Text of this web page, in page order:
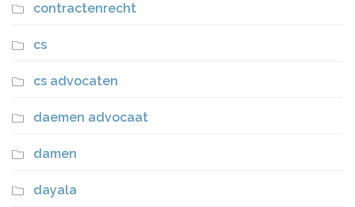
contractenrecht
cs
cs advocaten
daemen advocaat
damen
dayala